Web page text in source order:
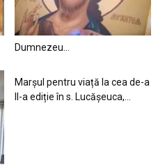
Dumnezeu…
Marșul pentru viață la cea de-a
II-a ediție în s. Lucășeuca,...